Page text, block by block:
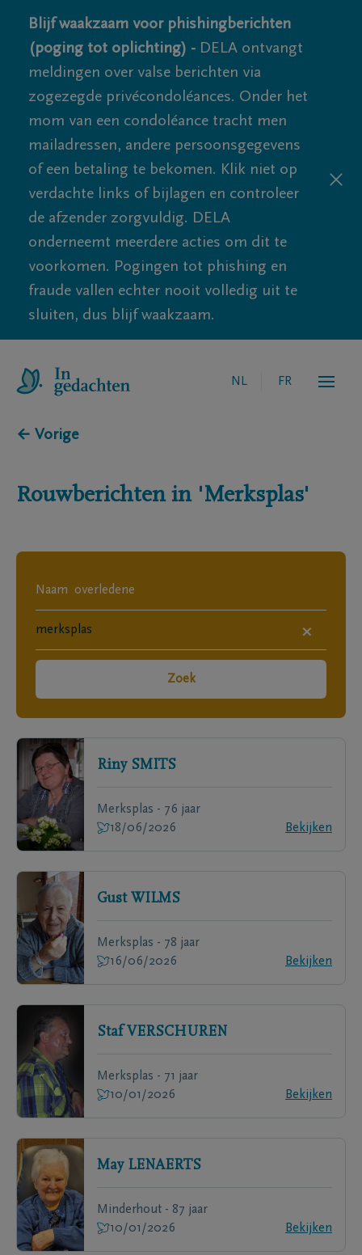
Blijf waakzaam voor phishingberichten
(poging tot oplichting) - DELA ontvangt
meldingen over valse berichten via
zogezegde privécondoléances. Onder het
mom van een condoléance tracht men
mailadressen, andere persoonsgegevens
of een betaling te bekomen. Klik niet op
verdachte links of bijlagen en controleer
de afzender zorgvuldig. DELA
onderneemt meerdere acties om dit te
voorkomen. Pogingen tot phishing en
fraude vallen echter nooit volledig uit te
sluiten, dus blijf waakzaam.
NL FR
← Vorige
Rouwberichten in 'Merksplas'
×
Zoek
Riny SMITS
Merksplas - 76 jaar
18/06/2026
Bekijken
Gust WILMS
Merksplas - 78 jaar
16/06/2026
Bekijken
Staf VERSCHUREN
Merksplas - 71 jaar
10/01/2026
Bekijken
May LENAERTS
Minderhout - 87 jaar
10/01/2026
Bekijken